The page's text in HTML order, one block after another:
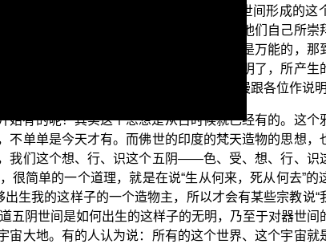
这个真相他不明了，所以因为对于这个世间形成的这
是因为无明所产生的，各个宗派都以为他们自己所崇
请问：如果每一个宗教所说的造物主都是万能的，那
阴世间还有器世间形成的这个真相他不明了，所产生
因为业力所产生的，这个我们后面再慢慢跟各位作说明
有的呢？其实这个思想是从古时候就已经有的。这个
单单是今天才有。而佛世的印度的梵天造物的思想，
我们这个想、行、识这个五阴——色、受、想、行、识
简单的一个道理，就是在说“生从何来，死从何去”的
生我的这样子的一个造物主，所以才会有某些宗教说“
五阴世间是如何出生的这样子的无明，乃至于对器世间
大地。有的人认为说：所有的这个世界、这个宇宙就